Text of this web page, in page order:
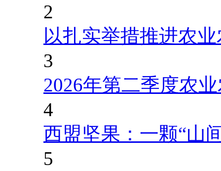
2
以扎实举措推进农
3
2026年第二季度农
4
西盟坚果：一颗“山
5